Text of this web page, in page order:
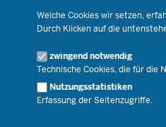
Welche Cookies wir setzen,
Durch Klicken auf die
zwingend notwendig
Technische Cookies, die für die
Nutzungsstatistiken
Erfassung der Seitenzugriffe.